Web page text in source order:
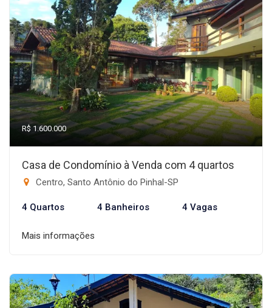
R$ 1.600.000
Casa de Condomínio à Venda com 4 quartos
Centro, Santo Antônio do Pinhal-SP
4 Quartos 4 Banheiros 4 Vagas
Mais informações